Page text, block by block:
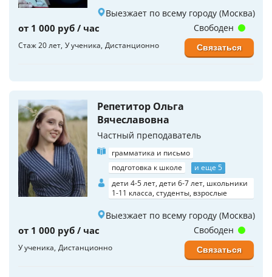
Выезжает по всему городу (Москва)
от 1 000 руб / час
Стаж 20 лет У ученика Дистанционно
Свободен
Связаться
Репетитор Ольга
Вячеславовна
Частный преподаватель
грамматика и письмо
подготовка к школе
и еще 5
дети 4-5 лет, дети 6-7 лет, школьники
1-11 класса, студенты, взрослые
Выезжает по всему городу (Москва)
от 1 000 руб / час
У ученика Дистанционно
Свободен
Связаться